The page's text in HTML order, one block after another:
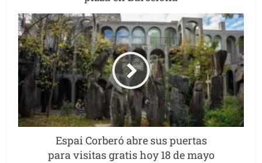
Espai Corberó abre sus puertas
para visitas gratis hoy 18 de mayo